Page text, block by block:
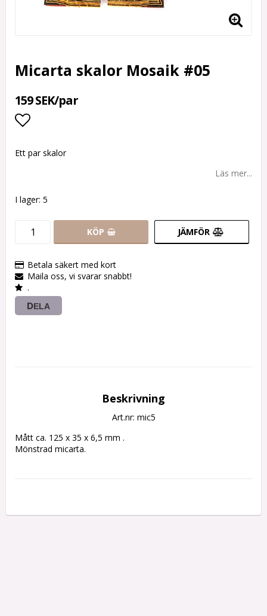
Micarta skalor Mosaik #05
159 SEK/par
Ett par skalor
Läs mer...
I lager: 5
KÖP JÄMFÖR
Betala säkert med kort
Maila oss, vi svarar snabbt!
.
DELA
Beskrivning
Art.nr: mic5
Mått ca. 125 x 35 x 6,5 mm .
Mönstrad micarta.